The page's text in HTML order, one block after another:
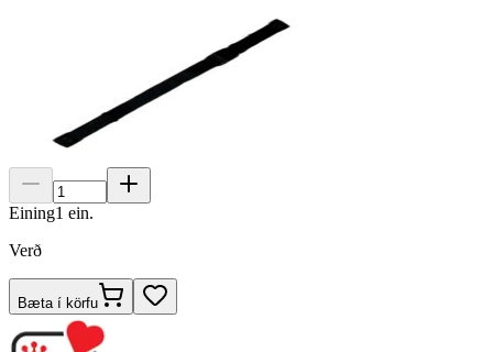
Eining1 ein.
Verð
Bæta í körfu